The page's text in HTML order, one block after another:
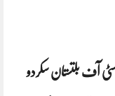
آف بلتستان سکردو